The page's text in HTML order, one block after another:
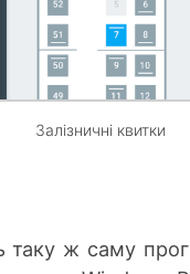
Залізничні квитки
таку ж саму